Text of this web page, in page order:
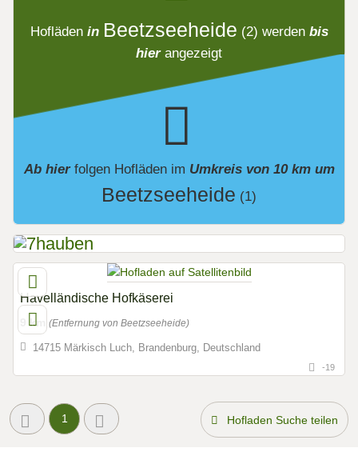
Hofläden in Beetzseeheide (2) werden bis
hierangezeigt
Ab hier folgen Hoflädenim Umkreis von 10 km um
Beetzseeheide (1)
Havelländische Hofkäserei
9 km (Entfernung von Beetzseeheide)
14715 Märkisch Luch, Brandenburg, Deutschland
-19
1 Hofladen Suche teilen